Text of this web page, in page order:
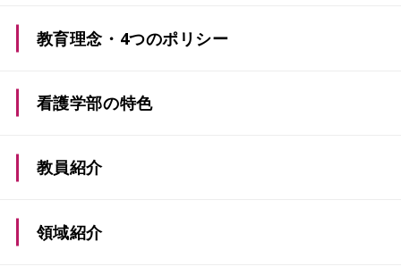
教育理念・4つのポリシー
教育理念・教育目標
針）
カリキュラム・ポリシー
（教育課程編成・実施の方針）
看護学部の特色
看護学部の4つの特色
教員紹介
領域紹介